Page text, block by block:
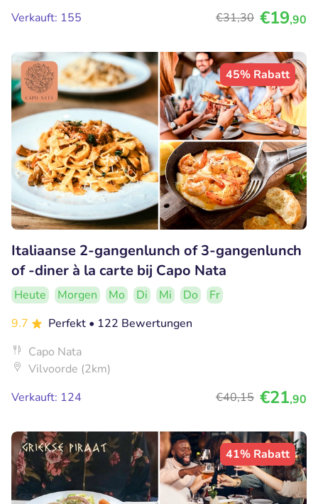
Verkauft: 155
€31,30 €19,90
45% Rabatt
Italiaanse 2-gangenlunch of 3-gangenlunch
of -diner à la carte bij Capo Nata
Heute Morgen Mo Di Mi Do
Fr
9.7
Perfekt • 122 Bewertungen
Capo Nata
Vilvoorde (2km)
Verkauft: 124
€40,15 €21,90
41% Rabatt